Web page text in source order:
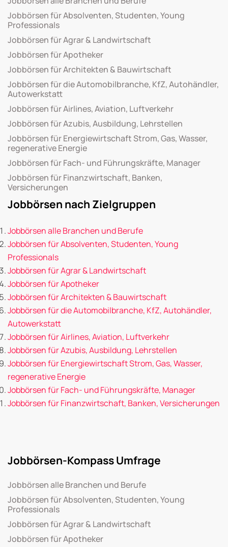
Jobbörsen für Absolventen, Studenten, Young
Professionals
Jobbörsen für Agrar & Landwirtschaft
Jobbörsen für Apotheker
Jobbörsen für Architekten & Bauwirtschaft
Jobbörsen für die Automobilbranche, KfZ, Autohändler,
Autowerkstatt
Jobbörsen für Airlines, Aviation, Luftverkehr
Jobbörsen für Azubis, Ausbildung, Lehrstellen
Jobbörsen für Energiewirtschaft Strom, Gas, Wasser,
regenerative Energie
Jobbörsen für Fach- und Führungskräfte, Manager
Jobbörsen für Finanzwirtschaft, Banken,
Versicherungen
Jobbörsen nach Zielgruppen
Jobbörsen alle Branchen und Berufe
Jobbörsen für Absolventen, Studenten, Young
Professionals
Jobbörsen für Agrar & Landwirtschaft
Jobbörsen für Apotheker
Jobbörsen für Architekten & Bauwirtschaft
Jobbörsen für die Automobilbranche, KfZ, Autohändler,
Autowerkstatt
Jobbörsen für Airlines, Aviation, Luftverkehr
Jobbörsen für Azubis, Ausbildung, Lehrstellen
Jobbörsen für Energiewirtschaft Strom, Gas, Wasser,
regenerative Energie
Jobbörsen für Fach- und Führungskräfte, Manager
Jobbörsen für Finanzwirtschaft, Banken, Versicherungen
Jobbörsen-Kompass Umfrage
Jobbörsen alle Branchen und Berufe
Jobbörsen für Absolventen, Studenten, Young
Professionals
Jobbörsen für Agrar & Landwirtschaft
Jobbörsen für Apotheker